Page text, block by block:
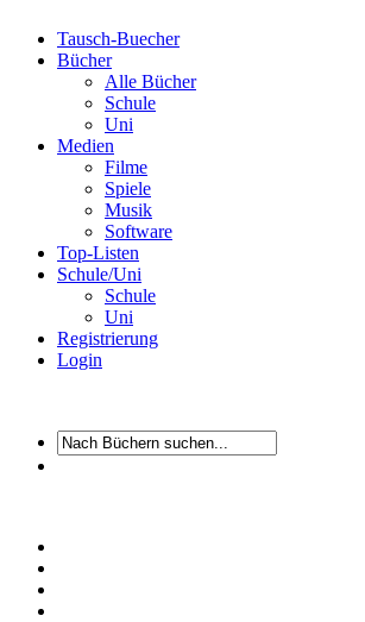
Tausch-Buecher
Bücher
Alle Bücher
Schule
Uni
Medien
Filme
Spiele
Musik
Software
Top-Listen
Schule/Uni
Schule
Uni
Registrierung
Login